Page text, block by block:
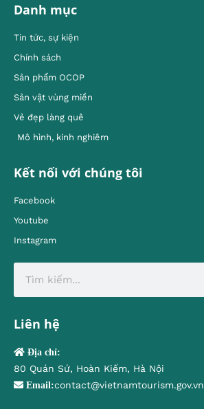
Danh mục
Tin tức, sự kiện
Chính sách
Sản phẩm OCOP
Sản vật vùng miền
Vẻ đẹp làng quê
Mô hình, kinh nghiêm
Kết nối với chúng tôi
Facebook
Youtube
Instagram
Liên hệ
Địa chỉ:
80 Quán Sứ, Hoàn Kiếm, Hà Nội
Email:contact@vietnamtourism.gov.vn